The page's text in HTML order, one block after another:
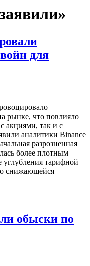
для
рынке, что повлияло
акциями, так и с
аналитики Binance
разрозненная
более плотным
тарифной
снижающейся
обыски по